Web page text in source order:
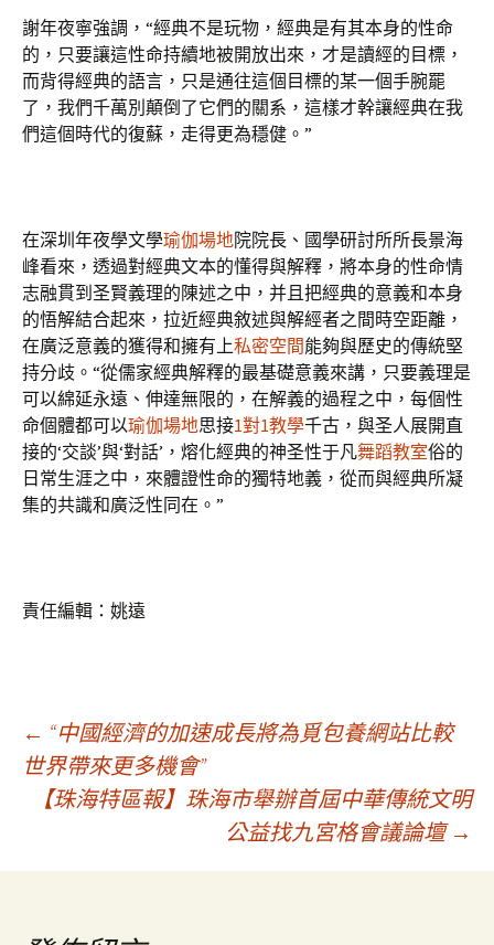
謝年夜寧強調，“經典不是玩物，經典是有其本身的性命
的，只要讓這性命持續地被開放出來，才是讀經的目標，
而背得經典的語言，只是通往這個目標的某一個手腕罷
了，我們千萬別顛倒了它們的關系，這樣才幹讓經典在我
們這個時代的復蘇，走得更為穩健。”
在深圳年夜學文學瑜伽場地院院長、國學研討所所長景海
峰看來，透過對經典文本的懂得與解釋，將本身的性命情
志融貫到圣賢義理的陳述之中，并且把經典的意義和本身
的悟解結合起來，拉近經典敘述與解經者之間時空距離，
在廣泛意義的獲得和擁有上私密空間能夠與歷史的傳統堅
持分歧。“從儒家經典解釋的最基礎意義來講，只要義理是
可以綿延永遠、伸達無限的，在解義的過程之中，每個性
命個體都可以瑜伽場地思接1對1教學千古，與圣人展開直
接的‘交談’與‘對話’，熔化經典的神圣性于凡舞蹈教室俗的
日常生涯之中，來體證性命的獨特地義，從而與經典所凝
集的共識和廣泛性同在。”
責任編輯：姚遠
文
章
導
← “中國經濟的加速成長將為覓包養網站比較
世界帶來更多機會”
【珠海特區報】珠海市舉辦首屆中華傳統文明
公益找九宮格會議論壇 →